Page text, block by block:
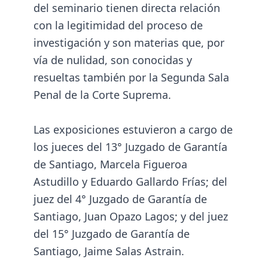
del seminario tienen directa relación
con la legitimidad del proceso de
investigación y son materias que, por
vía de nulidad, son conocidas y
resueltas también por la Segunda Sala
Penal de la Corte Suprema.
Las exposiciones estuvieron a cargo de
los jueces del 13° Juzgado de Garantía
de Santiago, Marcela Figueroa
Astudillo y Eduardo Gallardo Frías; del
juez del 4° Juzgado de Garantía de
Santiago, Juan Opazo Lagos; y del juez
del 15° Juzgado de Garantía de
Santiago, Jaime Salas Astrain.